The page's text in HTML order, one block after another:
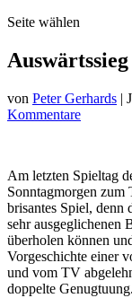
Seite wählen
von Peter Gerhards |
Kommentare
Am letzten Spieltag
Sonntagmorgen
brisantes Spiel, denn
sehr ausgeglichenen
überholen können
Vorgeschichte einer
und vom TV
doppelte